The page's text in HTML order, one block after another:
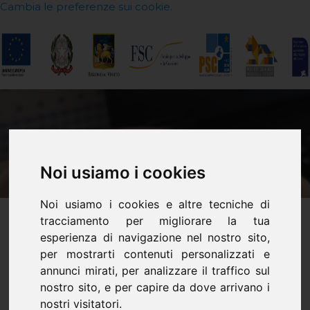
Noi usiamo i cookies
Noi usiamo i cookies e altre tecniche di
tracciamento per migliorare la tua
esperienza di navigazione nel nostro sito,
per mostrarti contenuti personalizzati e
annunci mirati, per analizzare il traffico sul
nostro sito, e per capire da dove arrivano i
nostri visitatori.
Cambia le preferenze sui cookie.
Stare e fare insieme a
distanza